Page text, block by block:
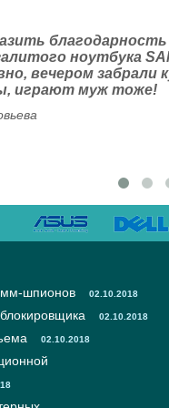
ноутбука
вечером забрали
играют муж тоже!
шпионов
02.10.2018
02.10.2018
02.10.2018